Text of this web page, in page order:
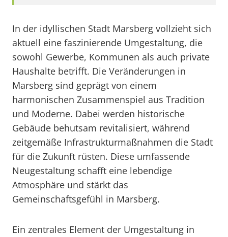
In der idyllischen Stadt Marsberg vollzieht sich
aktuell eine faszinierende Umgestaltung, die
sowohl Gewerbe, Kommunen als auch private
Haushalte betrifft. Die Veränderungen in
Marsberg sind geprägt von einem
harmonischen Zusammenspiel aus Tradition
und Moderne. Dabei werden historische
Gebäude behutsam revitalisiert, während
zeitgemäße Infrastrukturmaßnahmen die Stadt
für die Zukunft rüsten. Diese umfassende
Neugestaltung schafft eine lebendige
Atmosphäre und stärkt das
Gemeinschaftsgefühl in Marsberg.
Ein zentrales Element der Umgestaltung in